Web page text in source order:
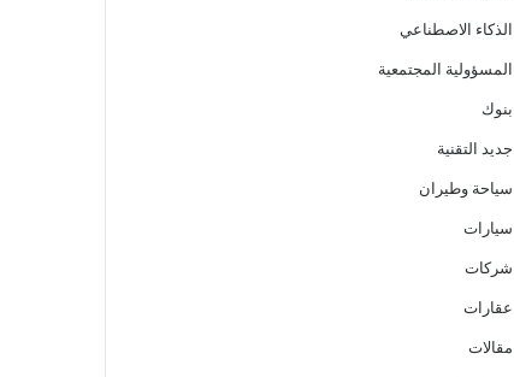
الذكاء الاصطناعي
المسؤولية المجتمعية
بنوك
جديد التقنية
سياحة وطيران
سيارات
شركات
عقارات
مقالات